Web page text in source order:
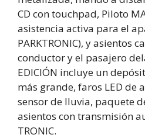
CD con touchpad, Piloto
asistencia activa para el
PARKTRONIC), y asientos
conductor y el pasajero
EDICIÓN incluye un
más grande, faros LED de
sensor de lluvia, paquete
asientos con transmisión
TRONIC.